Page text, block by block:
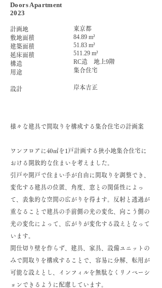
Doors Apartment
2023
計画地
敷地面積
建築面積
延床面積
構造
用途
設計
東京都
84.89 m²
51.83 m²
511.29 m²
RC造 地上9階
集合住宅
岸本吉正
様々な建具で間取りを構成する集合住宅の計画案
ワンフロアに40㎡を1戸計画する狭小地集合住宅に
おける開放的な住まいを考えました。
引戸や開戸で住まい手が自由に間取りを調整でき、
変化する建具の位置、角度、窓との関係性によっ
て、表象的な空間の広がりを得ます。反射と透過が
重なることで建具の手前側の光の変化、向こう側の
光の変化によって、広がりが変化する設えとなって
います。
間仕切り壁を作らず、建具、家具、設備ユニットの
みで間取りを構成することで、容易に分解、転用が
可能な設えとし、インフィルを無駄なくリノベーシ
ョンできるように配慮しています。